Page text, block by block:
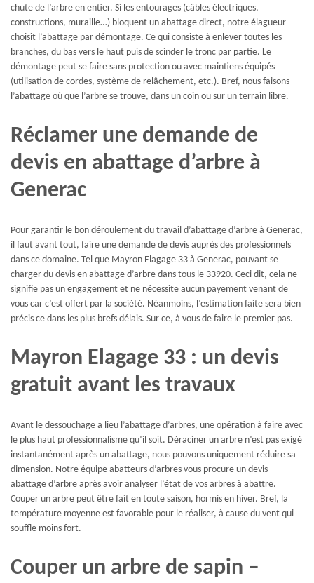
chute de l’arbre en entier. Si les entourages (câbles électriques,
constructions, muraille…) bloquent un abattage direct, notre élagueur
choisit l’abattage par démontage. Ce qui consiste à enlever toutes les
branches, du bas vers le haut puis de scinder le tronc par partie. Le
démontage peut se faire sans protection ou avec maintiens équipés
(utilisation de cordes, système de relâchement, etc.). Bref, nous faisons
l’abattage où que l’arbre se trouve, dans un coin ou sur un terrain libre.
Réclamer une demande de
devis en abattage d’arbre à
Generac
Pour garantir le bon déroulement du travail d’abattage d’arbre à Generac,
il faut avant tout, faire une demande de devis auprès des professionnels
dans ce domaine. Tel que Mayron Elagage 33 à Generac, pouvant se
charger du devis en abattage d’arbre dans tous le 33920. Ceci dit, cela ne
signifie pas un engagement et ne nécessite aucun payement venant de
vous car c’est offert par la société. Néanmoins, l’estimation faite sera bien
précis ce dans les plus brefs délais. Sur ce, à vous de faire le premier pas.
Mayron Elagage 33 : un devis
gratuit avant les travaux
Avant le dessouchage a lieu l’abattage d’arbres, une opération à faire avec
le plus haut professionnalisme qu’il soit. Déraciner un arbre n’est pas exigé
instantanément après un abattage, nous pouvons uniquement réduire sa
dimension. Notre équipe abatteurs d’arbres vous procure un devis
abattage d’arbre après avoir analyser l’état de vos arbres à abattre.
Couper un arbre peut être fait en toute saison, hormis en hiver. Bref, la
température moyenne est favorable pour le réaliser, à cause du vent qui
souffle moins fort.
Couper un arbre de sapin –